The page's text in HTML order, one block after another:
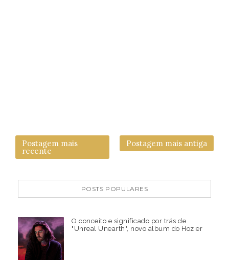
Postagem mais
recente
Postagem mais antiga
POSTS POPULARES
O conceito e significado por trás de
"Unreal Unearth", novo álbum do Hozier